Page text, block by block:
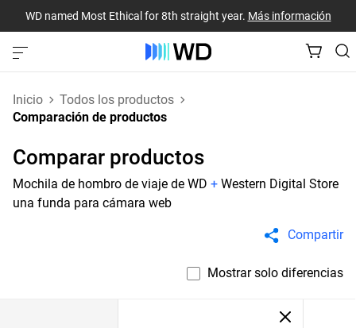
WD named Most Ethical for 8th straight year. Más información
Inicio
Todos los productos
Comparación de productos
Comparar productos
Mochila de hombro de viaje de WD + Western Digital Store
una funda para cámara web
Compartir
Mostrar solo diferencias